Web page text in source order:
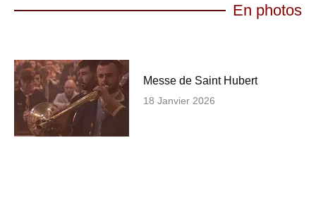
En photos
Messe de Saint Hubert
18 Janvier 2026